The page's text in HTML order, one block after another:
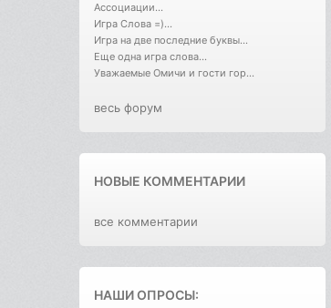
Ассоциации...
Игра Слова =)...
Игра на две последние буквы...
Еще одна игра слова...
Уважаемые Омичи и гости гор...
весь форум
НОВЫЕ КОММЕНТАРИИ
все комментарии
НАШИ ОПРОСЫ: